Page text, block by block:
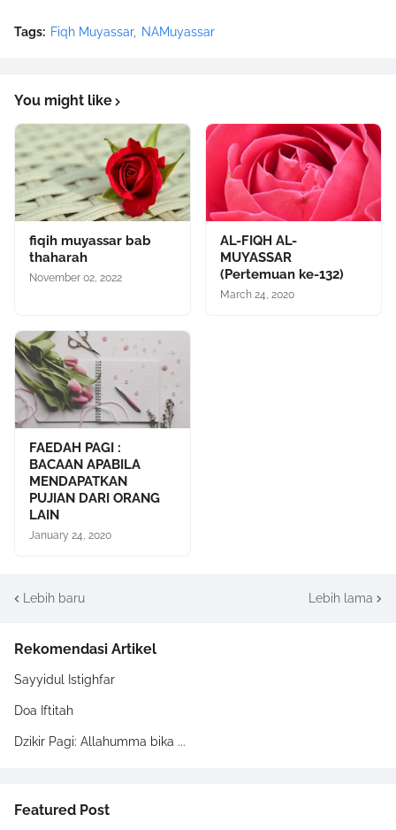
Tags: Fiqh Muyassar NAMuyassar
You might like
fiqih muyassar bab
thaharah
November 02, 2022
AL-FIQH AL-
MUYASSAR
(Pertemuan ke-132)
March 24, 2020
FAEDAH PAGI :
BACAAN APABILA
MENDAPATKAN
PUJIAN DARI ORANG
LAIN
January 24, 2020
Lebih baru Lebih lama
Rekomendasi Artikel
Sayyidul Istighfar
Doa Iftitah
Dzikir Pagi: Allahumma bika ...
Featured Post